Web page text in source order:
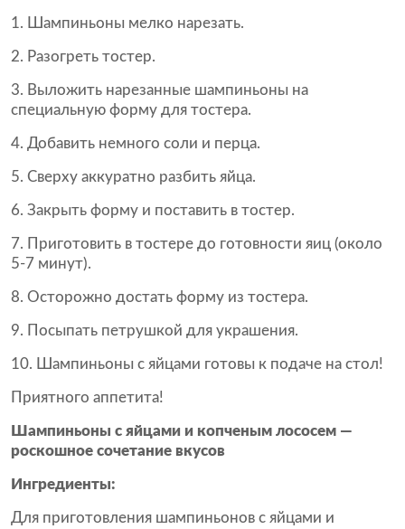
Шампиньоны мелко нарезать.
Разогреть тостер.
Выложить нарезанные шампиньоны на
специальную форму для тостера.
Добавить немного соли и перца.
Сверху аккуратно разбить яйца.
Закрыть форму и поставить в тостер.
Приготовить в тостере до готовности яиц (около
5-7 минут).
Осторожно достать форму из тостера.
Посыпать петрушкой для украшения.
Шампиньоны с яйцами готовы к подаче на стол!
Приятного аппетита!
Шампиньоны с яйцами и копченым лососем —
роскошное сочетание вкусов
Ингредиенты:
Для приготовления шампиньонов с яйцами и